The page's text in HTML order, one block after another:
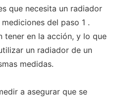
que necesita un radiador
del paso 1 .
tener en la acción, y lo que
un radiador de un
medidas.
a asegurar que se